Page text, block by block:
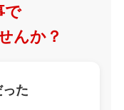
で
んか？
た